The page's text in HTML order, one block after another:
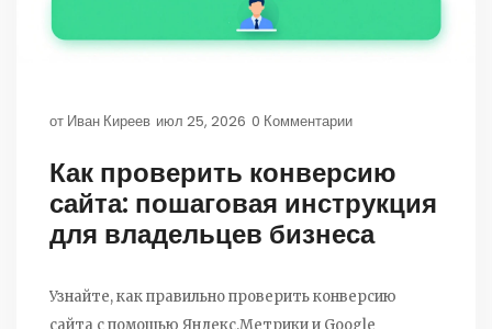
от Иван Киреев июл 25, 2026 0 Комментарии
Как проверить конверсию
сайта: пошаговая инструкция
для владельцев бизнеса
Узнайте, как правильно проверить конверсию